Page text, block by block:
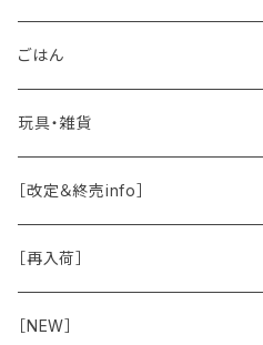
保湿・除菌・虫除け
保湿剤
除菌
おくち・おめめ・おみみ
おくち
おめめ
ブラシと雑貨
お魚
その他（乳製品・果物野菜）
Natural Marche
ちょこっとシリーズ
◾️躾トレーニングに
◾️長く楽しむ用
皮膚被毛
関節・骨
おめめ
おなか
臓-肝腎心膵
ごはん
手作り補助
ウェット・お惣菜
ドライ
玩具・雑貨
ノーズワーク・玩具
お散歩用品
オーナー雑貨
［改定＆終売info］
［再入荷］
［NEW］